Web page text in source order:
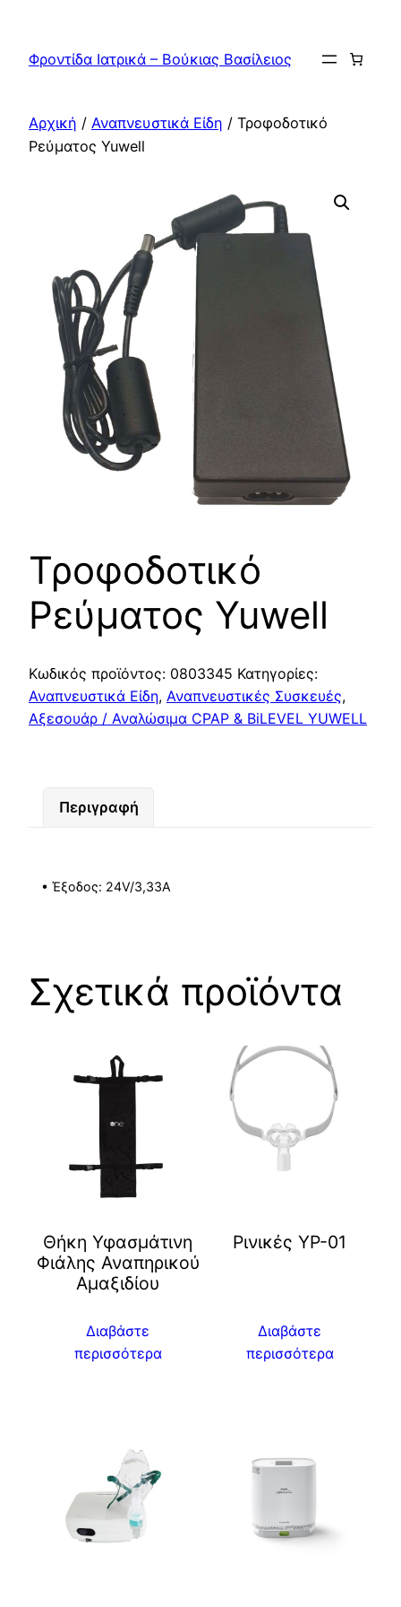
περιεχόμενο
Φροντίδα Ιατρικά – Βούκιας Βασίλειος
Αρχική / Αναπνευστικά Είδη / Τροφοδοτικό
Ρεύματος Yuwell
Τροφοδοτικό
Ρεύματος Yuwell
Κωδικός προϊόντος: 0803345 Κατηγορίες:
Αναπνευστικά Είδη, Αναπνευστικές Συσκευές,
Αξεσουάρ / Αναλώσιμα CPAP & BiLEVEL YUWELL
Περιγραφή
• Έξοδος: 24V/3,33A
Σχετικά προϊόντα
Θήκη Υφασμάτινη
Φιάλης Αναπηρικού
Αμαξιδίου
Διαβάστε
περισσότερα
Ρινικές YP-01
Διαβάστε
περισσότερα